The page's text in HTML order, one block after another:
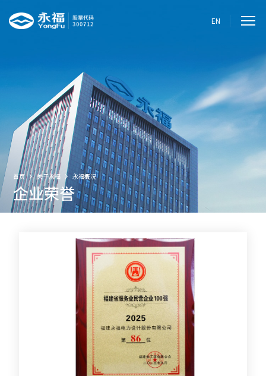
EN
首页 关于永福 永福概况
企业荣誉